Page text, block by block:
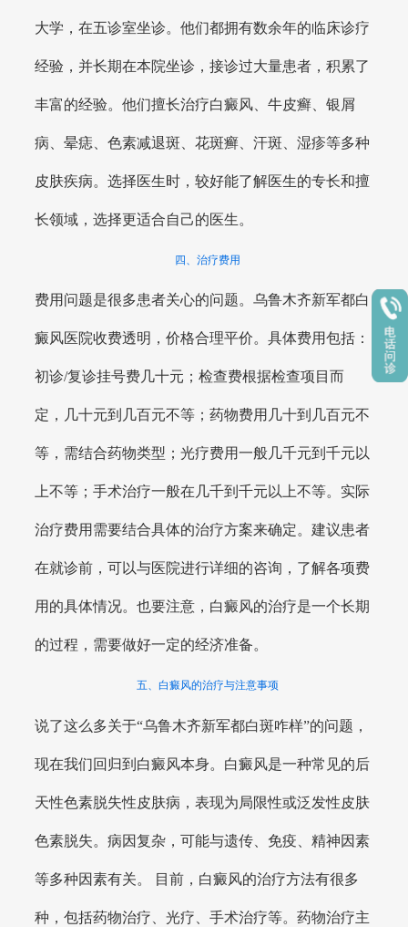
大学，在五诊室坐诊。他们都拥有数余年的临床诊疗
经验，并长期在本院坐诊，接诊过大量患者，积累了
丰富的经验。他们擅长治疗白癜风、牛皮癣、银屑
病、晕痣、色素减退斑、花斑癣、汗斑、湿疹等多种
皮肤疾病。选择医生时，较好能了解医生的专长和擅
长领域，选择更适合自己的医生。
四、治疗费用
费用问题是很多患者关心的问题。乌鲁木齐新军都白
癜风医院收费透明，价格合理平价。具体费用包括：
初诊/复诊挂号费几十元；检查费根据检查项目而
定，几十元到几百元不等；药物费用几十到几百元不
等，需结合药物类型；光疗费用一般几千元到千元以
上不等；手术治疗一般在几千到千元以上不等。实际
治疗费用需要结合具体的治疗方案来确定。建议患者
在就诊前，可以与医院进行详细的咨询，了解各项费
用的具体情况。也要注意，白癜风的治疗是一个长期
的过程，需要做好一定的经济准备。
五、白癜风的治疗与注意事项
说了这么多关于“乌鲁木齐新军都白斑咋样”的问题，
现在我们回归到白癜风本身。白癜风是一种常见的后
天性色素脱失性皮肤病，表现为局限性或泛发性皮肤
色素脱失。病因复杂，可能与遗传、免疫、精神因素
等多种因素有关。 目前，白癜风的治疗方法有很多
种，包括药物治疗、光疗、手术治疗等。药物治疗主